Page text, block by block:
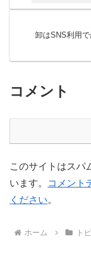
卸はSNS利用
コメント
このサイトはスパ
います。
コメント
ください。
ホーム ト